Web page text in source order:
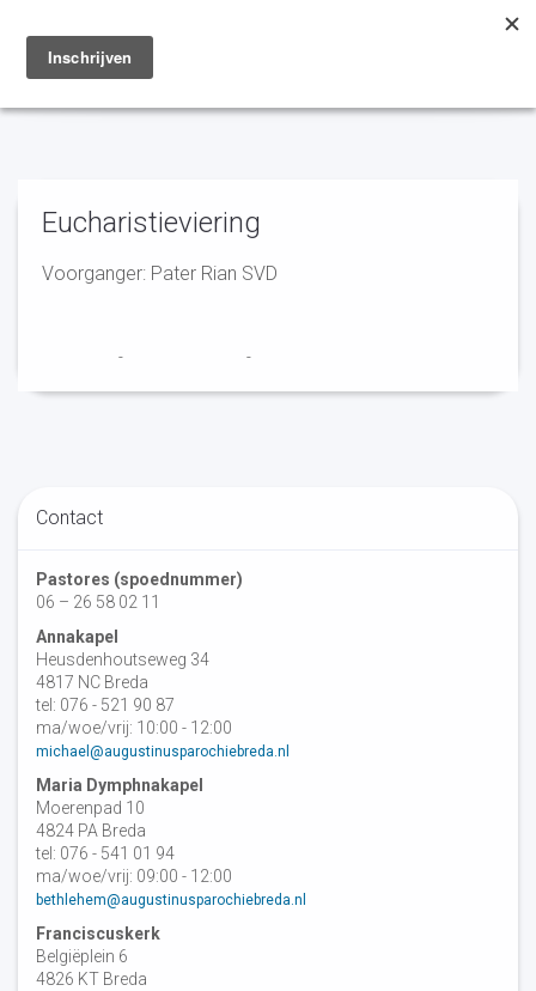
Toggle
navigation
Eucharistieviering
Voorganger: Pater Rian SVD
- -
Contact
Pastores (spoednummer)
06 – 26 58 02 11
Annakapel
Heusdenhoutseweg 34
4817 NC Breda
tel: 076 - 521 90 87
ma/woe/vrij: 10:00 - 12:00
michael@augustinusparochiebreda.nl
Maria Dymphnakapel
Moerenpad 10
4824 PA Breda
tel: 076 - 541 01 94
ma/woe/vrij: 09:00 - 12:00
bethlehem@augustinusparochiebreda.nl
Franciscuskerk
Belgiëplein 6
4826 KT Breda